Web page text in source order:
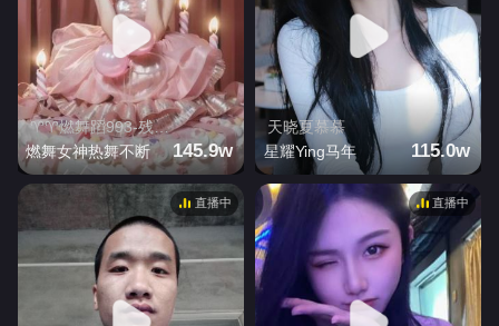
♈♈燃舞蹈993-残 弦「值班管理」
145.9w
燃舞女神热舞不断
天晓夏慕慕
115.0w
星耀Ying马年
直播中 直播中